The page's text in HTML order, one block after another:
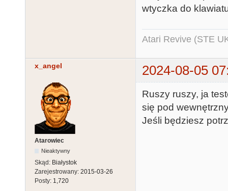
wtyczka do
Atari Revive (STE
x_angel 2024-08-05
Atarowiec
Nieaktywny
Skąd: Białystok
Zarejestrowany: 2015-03-26
Posty: 1,720
Ruszy ruszy, ja
się pod
Jeśli będziesz